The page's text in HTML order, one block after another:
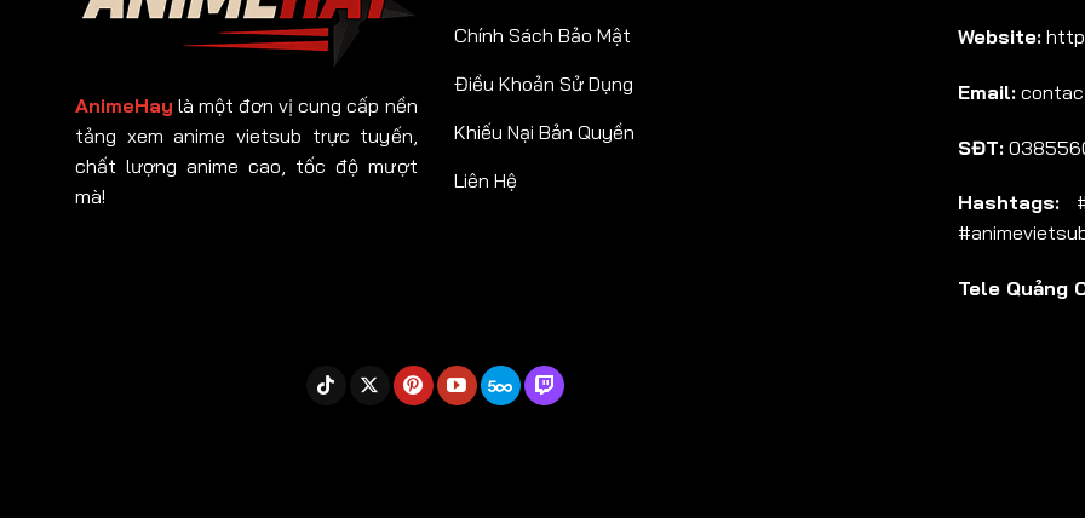
AnimeHay là một đơn vị cung cấp nền
tảng xem anime vietsub trực tuyến,
chất lượng anime cao, tốc độ mượt
mà!
Chính Sách Bảo Mật
Điều Khoản Sử Dụng
Khiếu Nại Bản Quyền
Liên Hệ
Website:
Email:
SĐT:
Hashtags:
Tele Quảng